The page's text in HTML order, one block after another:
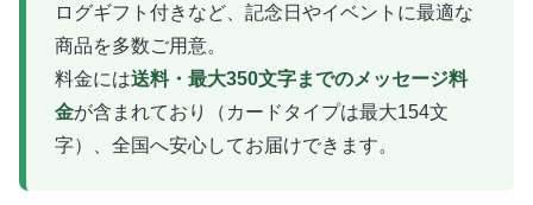
ログギフト付きなど、記念日やイベントに最適な
商品を多数ご用意。
料金には送料・最大350文字までのメッセージ料
金が含まれており（カードタイプは最大154文
字）、全国へ安心してお届けできます。